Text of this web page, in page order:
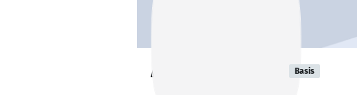
Allmire Berisha Basis